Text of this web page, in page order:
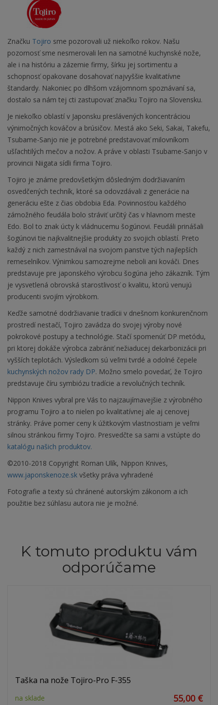
Značku Tojiro sme pozorovali už niekoľko rokov. Našu
pozornosť sme nesmerovali len na samotné kuchynské nože,
ale i na históriu a zázemie firmy, šírku jej sortimentu a
schopnosť opakovane dosahovať najvyššie kvalitatívne
štandardy. Nakoniec po dlhšom vzájomnom spoznávaní sa,
dostalo sa nám tej cti zastupovať značku Tojiro na Slovensku.
Je niekoľko oblastí v Japonsku preslávených koncentráciou
výnimočných kováčov a brúsičov. Mestá ako Seki, Sakai, Takefu,
Tsubame-Sanjo nie je potrebné predstavovať milovníkom
ušľachtilých mečov a nožov. A práve v oblasti Tsubame-Sanjo v
provincii Niigata sídli firma Tojiro.
Tojiro je známe predovšetkým dôsledným dodržiavaním
osvedčených techník, ktoré sa odovzdávali z generácie na
generáciu ešte z čias obdobia Eda. Povinnosťou každého
zámožného feudála bolo stráviť určitý čas v hlavnom meste
Edo. Bol to znak úcty k vládnucemu šogúnovi. Feudáli prinášali
šogúnovi tie najkvalitnejšie produkty zo svojich oblastí. Preto
každý z nich zamestnával na svojom panstve tých najlepších
remeselníkov. Výnimkou samozrejme neboli ani kováči. Dnes
predstavuje pre japonského výrobcu šogúna jeho zákazník. Tým
je vysvetlená obrovská starostlivosť o kvalitu, ktorú venujú
producenti svojím výrobkom.
Keďže samotné dodržiavanie tradícii v dnešnom konkurenčnom
prostredí nestačí, Tojiro zavádza do svojej výroby nové
pokrokové postupy a technológie. Stačí spomenúť DP metódu,
pri ktorej dokáže výrobca zabrániť nežiaducej dekarbonizácii pri
vyšších teplotách. Výsledkom sú veľmi tvrdé a odolné čepele
kuchynských nožov rady DP. Možno smelo povedať, že Tojiro
predstavuje číru symbiózu tradície a revolučných techník.
Nippon Knives vybral pre Vás to najzaujímavejšie z výrobného
programu Tojiro a to nielen po kvalitatívnej ale aj cenovej
stránky. Práve pomer ceny k úžitkovým vlastnostiam je veľmi
silnou stránkou firmy Tojiro. Presvedčte sa sami a vstúpte do
katalógu našich produktov.
©2010-2018 Copyright Roman Ulík, Nippon Knives,
www.japonskenoze.sk všetky práva vyhradené
Fotografie a texty sú chránené autorským zákonom a ich
použitie bez súhlasu autora nie je možné.
K tomuto produktu vám
odporúčame
Taška na nože Tojiro-Pro F-355
na sklade 55,00 €